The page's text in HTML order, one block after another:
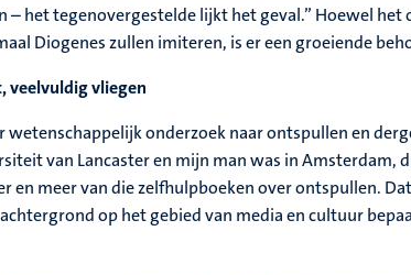
– het tegenovergestelde lijkt het geval.” Hoewel
Diogenes zullen imiteren, is er een groeiende
veelvuldig vliegen
wetenschappelijk onderzoek naar ontspullen en
van Lancaster en mijn man was in Amsterdam,
en meer van die zelfhulpboeken over ontspullen.
op het gebied van media en cultuur